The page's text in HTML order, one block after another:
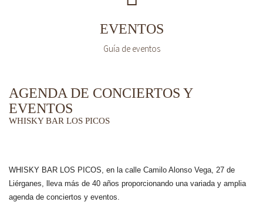
EVENTOS
Guía de eventos
AGENDA DE CONCIERTOS Y
EVENTOS
WHISKY BAR LOS PICOS
WHISKY BAR LOS PICOS, en la calle Camilo Alonso Vega, 27 de
Liérganes, lleva más de 40 años proporcionando una variada y amplia
agenda de conciertos y eventos.